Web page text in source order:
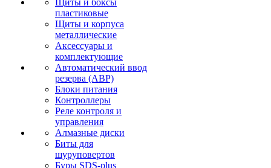
Щиты и боксы
пластиковые
Щиты и корпуса
металлические
Аксессуары и
комплектующие
Автоматический ввод
резерва (АВР)
Блоки питания
Контроллеры
Реле контроля и
управления
Алмазные диски
Биты для
шуруповертов
Буры SDS-plus